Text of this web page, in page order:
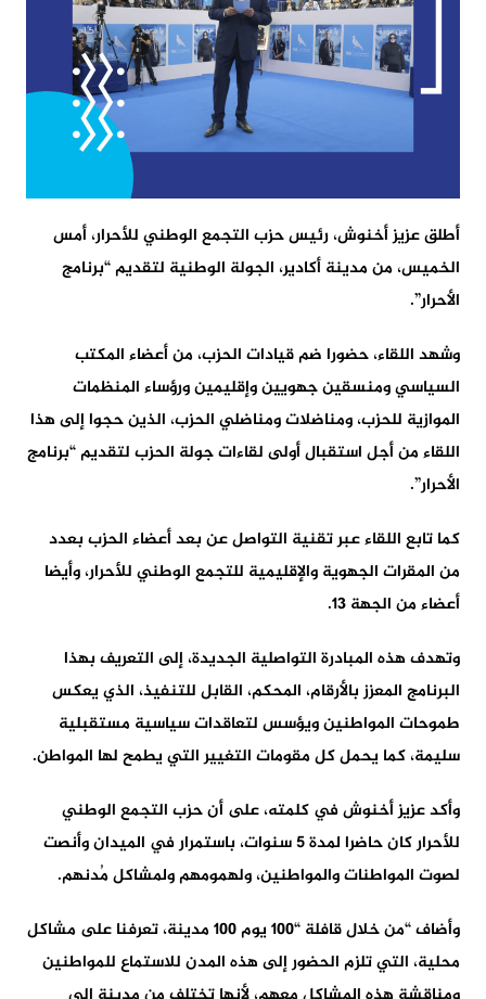
أطلق عزيز أخنوش، رئيس حزب التجمع الوطني للأحرار، أمس
الخميس، من مدينة أكادير، الجولة الوطنية لتقديم “برنامج
الأحرار”.
وشهد اللقاء، حضورا ضم قيادات الحزب، من أعضاء المكتب
السياسي ومنسقين جهويين وإقليمين ورؤساء المنظمات
الموازية للحزب، ومناضلات ومناضلي الحزب، الذين حجوا إلى هذا
اللقاء من أجل استقبال أولى لقاءات جولة الحزب لتقديم “برنامج
الأحرار”.
كما تابع اللقاء عبر تقنية التواصل عن بعد أعضاء الحزب بعدد
من المقرات الجهوية والإقليمية للتجمع الوطني للأحرار، وأيضا
أعضاء من الجهة 13.
وتهدف هذه المبادرة التواصلية الجديدة، إلى التعريف بهذا
البرنامج المعزز بالأرقام، المحكم، القابل للتنفيذ، الذي يعكس
طموحات المواطنين ويؤسس لتعاقدات سياسية مستقبلية
سليمة، كما يحمل كل مقومات التغيير التي يطمح لها المواطن.
وأكد عزيز أخنوش في كلمته، على أن حزب التجمع الوطني
للأحرار كان حاضرا لمدة 5 سنوات، باستمرار في الميدان وأنصت
لصوت المواطنات والمواطنين، ولهمومهم ولمشاكل مُدنهم.
وأضاف “من خلال قافلة “100 يوم 100 مدينة، تعرفنا على مشاكل
محلية، التي تلزم الحضور إلى هذه المدن للاستماع للمواطنين